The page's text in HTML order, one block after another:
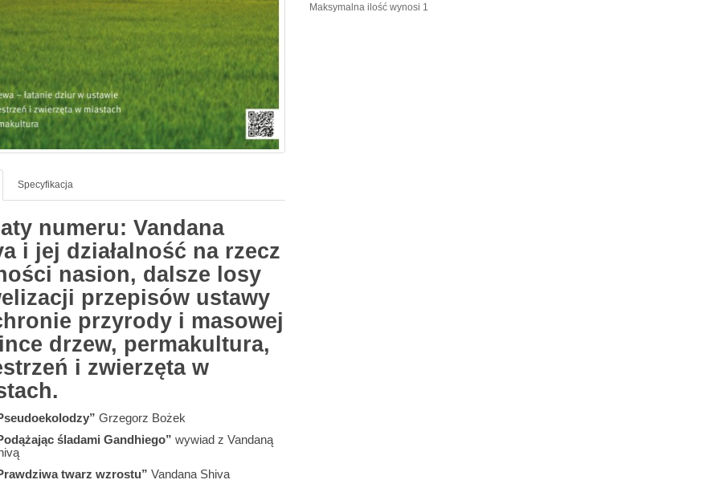
Specyfikacja
numeru: Vandana
i jej działalność na rzecz
nasion, dalsze losy
przepisów ustawy
przyrody i masowej
drzew, permakultura,
i zwierzęta w
Grzegorz Bożek
śladami Gandhiego” wywiad z Vandaną
twarz wzrostu” Vandana Shiva
Maksymalna ilość wynosi 1